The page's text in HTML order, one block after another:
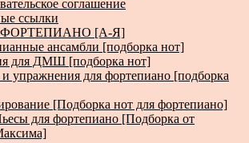
соглашение
ссылки
[А-Я]
ансамбли [подборка нот]
для ДМШ [подборка нот]
упражнения для фортепиано [подборка
[Подборка нот для фортепиано]
для фортепиано [Подборка от